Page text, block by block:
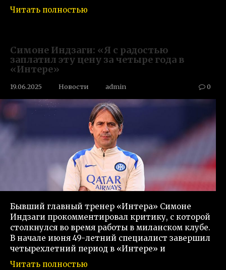
Читать полностью
Симоне Индзаги: «Я с радостью
заплатил эту цену за четыре года в
«Интере»
19.06.2025 Новости admin 0
Бывший главный тренер «Интера» Симоне
Индзаги прокомментировал критику, с которой
столкнулся во время работы в миланском клубе.
В начале июня 49-летний специалист завершил
четырехлетний период в «Интере» и
Читать полностью